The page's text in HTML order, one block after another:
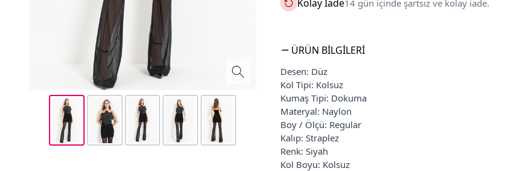
Kolay İade14 gün içinde şartsız ve kolay iade.
ÜRÜN BILGILERI
Desen: Düz
Kol Tipi: Kolsuz
Kumaş Tipi: Dokuma
Materyal: Naylon
Boy / Ölçü: Regular
Kalıp: Straplez
Renk: Siyah
Kol Boyu: Kolsuz